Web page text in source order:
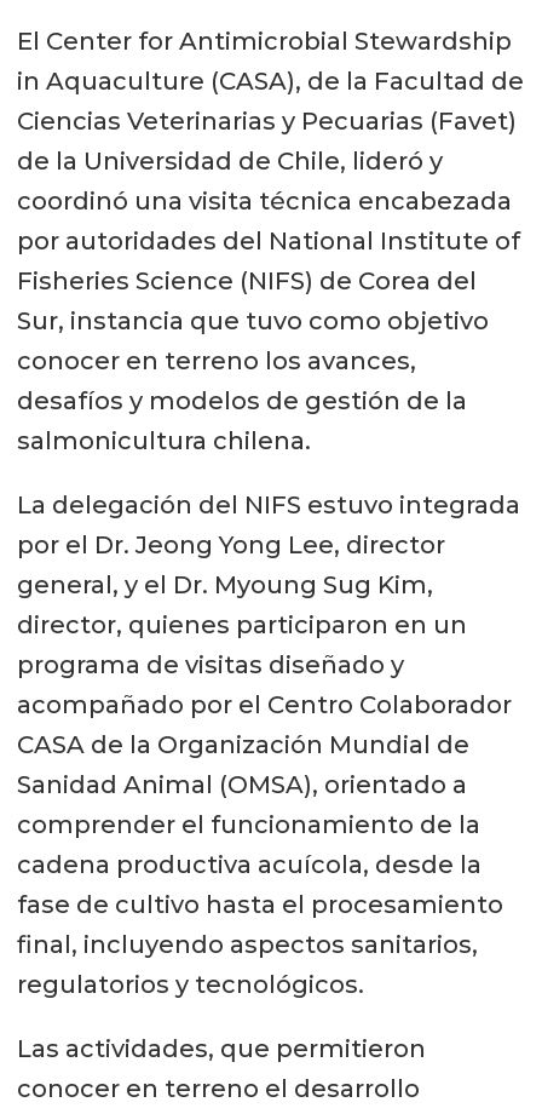
El Center for Antimicrobial Stewardship
in Aquaculture (CASA), de la Facultad de
Ciencias Veterinarias y Pecuarias (Favet)
de la Universidad de Chile, lideró y
coordinó una visita técnica encabezada
por autoridades del National Institute of
Fisheries Science (NIFS) de Corea del
Sur, instancia que tuvo como objetivo
conocer en terreno los avances,
desafíos y modelos de gestión de la
salmonicultura chilena.
La delegación del NIFS estuvo integrada
por el Dr. Jeong Yong Lee, director
general, y el Dr. Myoung Sug Kim,
director, quienes participaron en un
programa de visitas diseñado y
acompañado por el Centro Colaborador
CASA de la Organización Mundial de
Sanidad Animal (OMSA), orientado a
comprender el funcionamiento de la
cadena productiva acuícola, desde la
fase de cultivo hasta el procesamiento
final, incluyendo aspectos sanitarios,
regulatorios y tecnológicos.
Las actividades, que permitieron
conocer en terreno el desarrollo